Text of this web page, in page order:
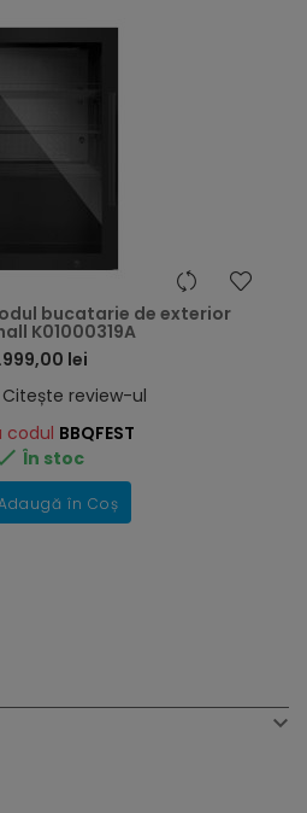
bucatarie de exterior
K01000319A
lei
Citește review-ul
codul BBQFEST
În stoc
în Coș
